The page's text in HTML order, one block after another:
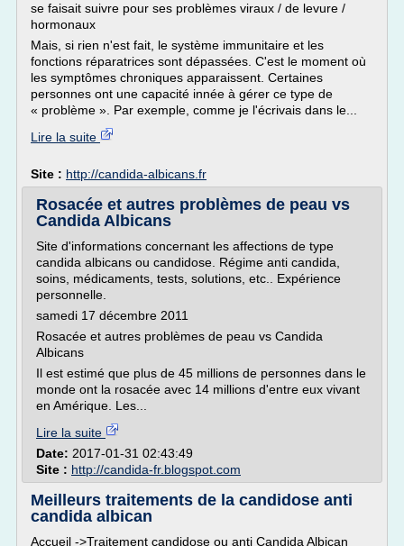
se faisait suivre pour ses problèmes viraux / de levure /
hormonaux
Mais, si rien n'est fait, le système immunitaire et les
fonctions réparatrices sont dépassées. C'est le moment où
les symptômes chroniques apparaissent. Certaines
personnes ont une capacité innée à gérer ce type de
« problème ». Par exemple, comme je l'écrivais dans le...
Lire la suite
Site : http://candida-albicans.fr
Rosacée et autres problèmes de peau vs
Candida Albicans
Site d'informations concernant les affections de type
candida albicans ou candidose. Régime anti candida,
soins, médicaments, tests, solutions, etc.. Expérience
personnelle.
samedi 17 décembre 2011
Rosacée et autres problèmes de peau vs Candida
Albicans
Il est estimé que plus de 45 millions de personnes dans le
monde ont la rosacée avec 14 millions d'entre eux vivant
en Amérique. Les...
Lire la suite
Date: 2017-01-31 02:43:49
Site : http://candida-fr.blogspot.com
Meilleurs traitements de la candidose anti
candida albican
Accueil ->Traitement candidose ou anti Candida Albican